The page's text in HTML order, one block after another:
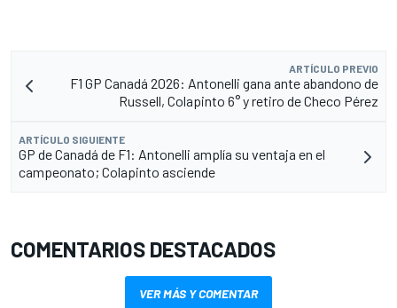
ARTÍCULO PREVIO
F1 GP Canadá 2026: Antonelli gana ante abandono de
Russell, Colapinto 6° y retiro de Checo Pérez
ARTÍCULO SIGUIENTE
GP de Canadá de F1: Antonelli amplía su ventaja en el
campeonato; Colapinto asciende
COMENTARIOS DESTACADOS
VER MÁS Y COMENTAR